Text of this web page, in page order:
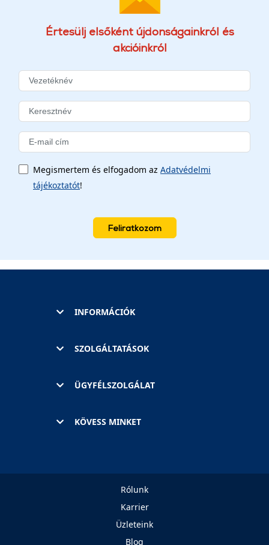
Értesülj elsőként újdonságainkról és
akcióinkról
Megismertem és elfogadom az Adatvédelmi
tájékoztatót!
Feliratkozom
INFORMÁCIÓK
SZOLGÁLTATÁSOK
ÜGYFÉLSZOLGÁLAT
KÖVESS MINKET
Rólunk
Karrier
Üzleteink
Blog